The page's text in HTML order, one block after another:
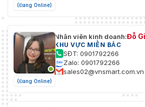
(Đang Online)
(Đang Online)
Nhân viên kinh doanh:Đỗ
KHU VỰC MIỀN BẮC
SĐT: 0901792266
Zalo: 0901792266
sales02@vnsmart.com.vn